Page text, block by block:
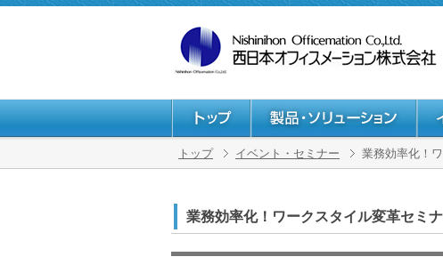
トップ イベント・セミナー 業務効率化！
業務効率化！ワークスタイル変革セミ